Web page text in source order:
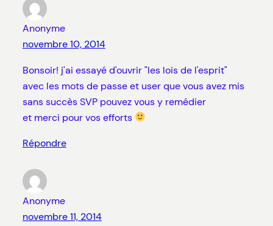
Anonyme
novembre 10, 2014
Bonsoir! j'ai essayé d'ouvrir "les lois de l'esprit"
avec les mots de passe et user que vous avez mis
sans succès SVP pouvez vous y remédier
et merci pour vos efforts
Répondre
Anonyme
novembre 11, 2014